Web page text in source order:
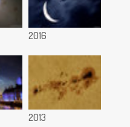
2016
2013